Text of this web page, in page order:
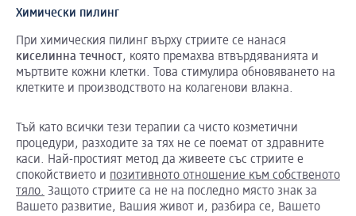
Химически пилинг
При химическия пилинг върху стриите се нанася
киселинна течност, която премахва втвърдяванията и
мъртвите кожни клетки. Това стимулира обновяването на
клетките и производството на колагенови влакна.
Тъй като всички тези терапии са чисто козметични
процедури, разходите за тях не се поемат от здравните
каси. Най-простият метод да живеете със стриите е
спокойствието и позитивното отношение към собственото
тяло. Защото стриите са не на последно място знак за
Вашето развитие, Вашия живот и, разбира се, Вашето